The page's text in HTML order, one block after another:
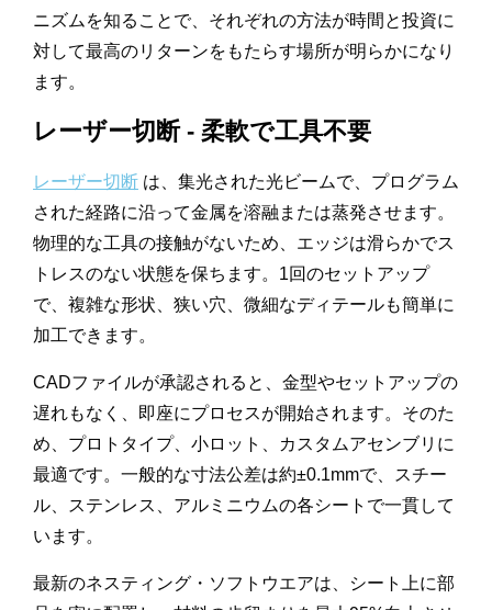
ニズムを知ることで、それぞれの方法が時間と投資に
対して最高のリターンをもたらす場所が明らかになり
ます。
レーザー切断 - 柔軟で工具不要
レーザー切断 は、集光された光ビームで、プログラム
された経路に沿って金属を溶融または蒸発させます。
物理的な工具の接触がないため、エッジは滑らかでス
トレスのない状態を保ちます。1回のセットアップ
で、複雑な形状、狭い穴、微細なディテールも簡単に
加工できます。
CADファイルが承認されると、金型やセットアップの
遅れもなく、即座にプロセスが開始されます。そのた
め、プロトタイプ、小ロット、カスタムアセンブリに
最適です。一般的な寸法公差は約±0.1mmで、スチー
ル、ステンレス、アルミニウムの各シートで一貫して
います。
最新のネスティング・ソフトウエアは、シート上に部